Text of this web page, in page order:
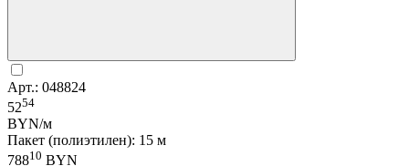
Арт.: 048824
5254
BYN/м
Пакет (полиэтилен): 15 м
78810 BYN